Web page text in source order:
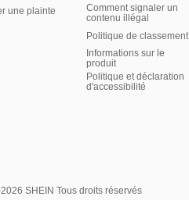
une plainte
Comment signaler un
contenu illégal
Politique de classement
Informations sur le
produit
Politique et déclaration
d'accessibilité
SHEIN Tous droits réservés